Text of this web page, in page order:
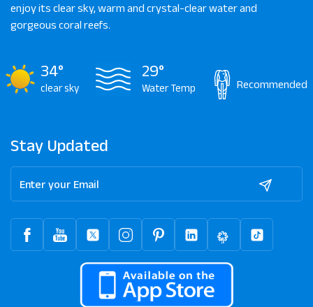
enjoy its clear sky, warm and crystal-clear water and
gorgeous coral reefs.
34°
clear sky
29°
Water Temp Recommended
Stay Updated